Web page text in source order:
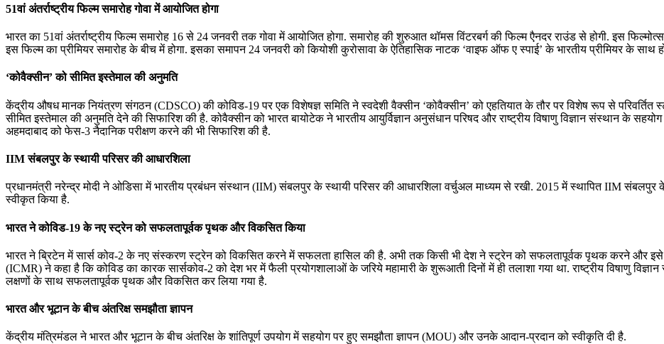
51वां अंतर्राष्ट्रीय फिल्म समारोह गोवा में आयोजित होगा
भारत का 51वां अंतर्राष्ट्रीय फिल्म समारोह 16 से 24 जनवरी तक गोवा में आयोजित होगा. समारोह की शुरुआत थॉमस विंटरबर्ग की फिल्म एैनदर राउंड से होगी. इस
इस फिल्म का प्रीमियर समारोह के बीच में होगा. इसका समापन 24 जनवरी को कियोशी कुरोसावा के ऐतिहासिक नाटक ‘वाइफ ऑफ ए स्पाई’ के भारतीय प्रीमियर के साथ
‘कोवैक्‍सीन’ को सीमित इस्‍तेमाल की अनुमति
केंद्रीय औषध मानक नियंत्रण संगठन (CDSCO) की कोविड-19 पर एक विशेषज्ञ समिति ने स्वदेशी वैक्सीन ‘कोवैक्‍सीन’ को एहतियात के तौर पर विशेष रूप से
सीमित इस्‍तेमाल की अनुमति देने की सिफारिश की है. कोवैक्‍सीन को भारत बायोटेक ने भारतीय आयुर्विज्ञान अनुसंधान परिषद और राष्‍ट्रीय विषाणु विज्ञान संस्‍थान के
अहमदाबाद को फेस-3 नैदानिक परीक्षण करने की भी सिफारिश की है.
IIM संबलपुर के स्थायी परिसर की आधारशिला
प्रधानमंत्री नरेन्‍द्र मोदी ने ओडिसा में भारतीय प्रबंधन संस्‍थान (IIM) संबलपुर के स्थायी परिसर की आधारशिला वर्चुअल माध्‍यम से रखी. 2015 में स्‍थापित IIM
स्‍वीकृत किया है.
भारत ने कोविड-19 के नए स्ट्रेन को सफलतापूर्वक पृथक और विकसित किया
भारत ने ब्रिटेन में सार्स कोव-2 के नए संस्करण स्ट्रेन को विकसित करने में सफलता हासिल की है. अभी तक किसी भी देश ने स्ट्रेन को सफलतापूर्वक पृथक करने और इसे
(ICMR) ने कहा है कि कोविड का कारक सार्सकोव-2 को देश भर में फैली प्रयोगशालाओं के जरिये महामारी के शुरूआती दिनों में ही तलाशा गया था. राष्ट्रीय विषाणु
लक्षणों के साथ सफलतापूर्वक पृथक और विकसित कर लिया गया है.
भारत और भूटान के बीच अंतरिक्ष समझौता ज्ञापन
केंद्रीय मंत्रिमंडल ने भारत और भूटान के बीच अंतरिक्ष के शांतिपूर्ण उपयोग में सहयोग पर हुए समझौता ज्ञापन (MOU) और उनके आदान-प्रदान को स्वीकृति दी है.